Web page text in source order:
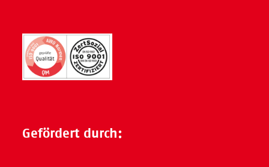
Gefördert durch: